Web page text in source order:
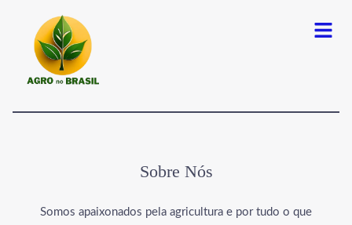
Menu
Sobre Nós
Somos apaixonados pela agricultura e por tudo o que